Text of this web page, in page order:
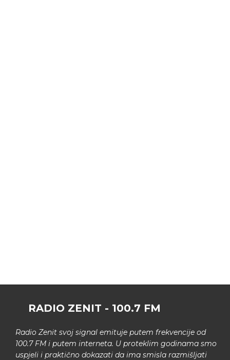
RADIO ZENIT - 100.7 FM
Radio Zenit svoj signal emituje putem frekvencije od
100.7 FM i putem interneta. U proteklim godinama smo
uspjeli i praktično dokazati da ima smisla razmišljati